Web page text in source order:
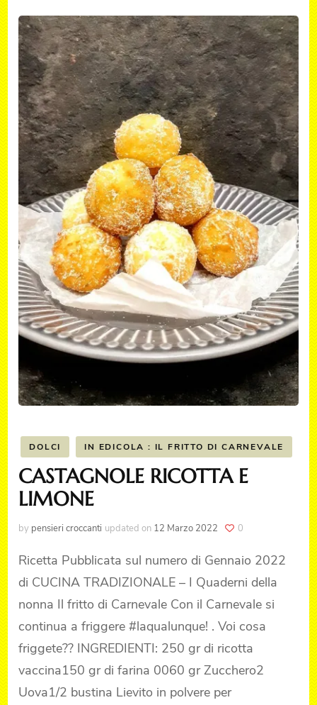
DOLCI IN EDICOLA : IL FRITTO DI CARNEVALE
CASTAGNOLE RICOTTA E
LIMONE
by pensieri croccanti updated on 12 Marzo 2022 0
Ricetta Pubblicata sul numero di Gennaio 2022
di CUCINA TRADIZIONALE – I Quaderni della
nonna Il fritto di Carnevale Con il Carnevale si
continua a friggere #laqualunque! . Voi cosa
friggete?? INGREDIENTI: 250 gr di ricotta
vaccina150 gr di farina 0060 gr Zucchero2
Uova1/2 bustina Lievito in polvere per